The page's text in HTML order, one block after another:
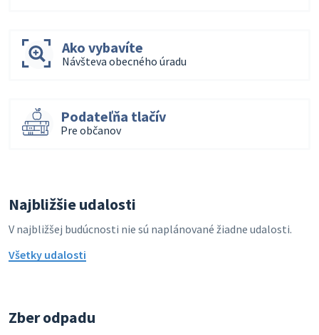
Ako vybavíte
Návšteva obecného úradu
Podateľňa tlačív
Pre občanov
Najbližšie udalosti
V najbližšej budúcnosti nie sú naplánované žiadne udalosti.
Všetky udalosti
Zber odpadu